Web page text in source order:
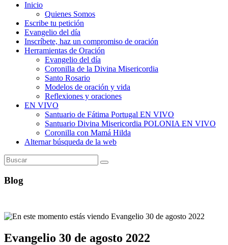
Inicio
Quienes Somos
Escribe tu petición
Evangelio del día
Inscríbete, haz un compromiso de oración
Herramientas de Oración
Evangelio del día
Coronilla de la Divina Misericordia
Santo Rosario
Modelos de oración y vida
Reflexiones y oraciones
EN VIVO
Santuario de Fátima Portugal EN VIVO
Santuario Divina Misericordia POLONIA EN VIVO
Coronilla con Mamá Hilda
Alternar búsqueda de la web
Blog
Evangelio 30 de agosto 2022